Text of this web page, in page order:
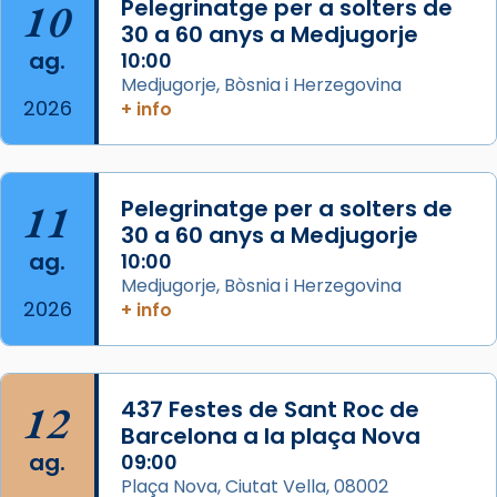
Mons. David Abadías.
📸 Dr. G. Simón
Photo
2 weeks ago
Memòria de les santes Juliana i
Semproniana, verges i màrtirs.
Acompanyant la història de sant Cugat, a
partir de l’Edat Mitjana sorgeix la tradició
que les santes Juliana (“relatiu a Júlia”) i
Semproniana (“relatiu a Semprònia =
eterna”) són deixebles seves. I l’any 1667, el
frare Joan Gaspar Roig, afirma en una obra
que les santes són filles de l’antiga Iluro.
10
ag.
2026
Pelegrinatge per a solters de
30 a 60 anys a Medjugorje
10:00
Medjugorje, Bòsnia i Herzegovina
+ info
11
ag.
2026
Pelegrinatge per a solters de
30 a 60 anys a Medjugorje
10:00
Medjugorje, Bòsnia i Herzegovina
+ info
12
ag.
437 Festes de Sant Roc de
Barcelona a la plaça Nova
09:00
Plaça Nova, Ciutat Vella, 08002